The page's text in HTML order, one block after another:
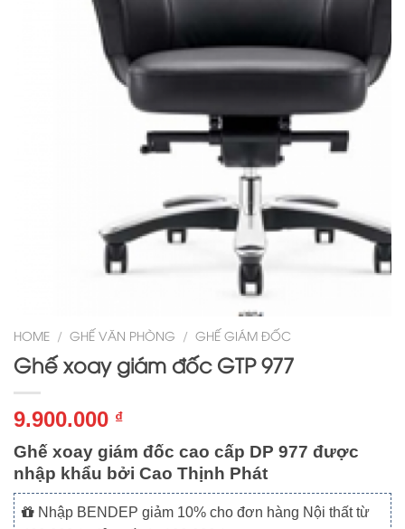
HOME / GHẾ VĂN PHÒNG / GHẾ GIÁM ĐỐC
Ghế xoay giám đốc GTP 977
9.900.000 ₫
Ghế xoay giám đốc cao cấp DP 977 được
nhập khẩu bởi Cao Thịnh Phát
Nhập BENDEP giảm 10% cho đơn hàng Nội thất từ